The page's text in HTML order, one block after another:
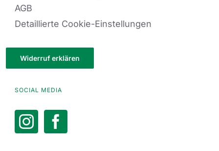
AGB
Detaillierte Cookie-Einstellungen
Widerruf erklären
SOCIAL MEDIA